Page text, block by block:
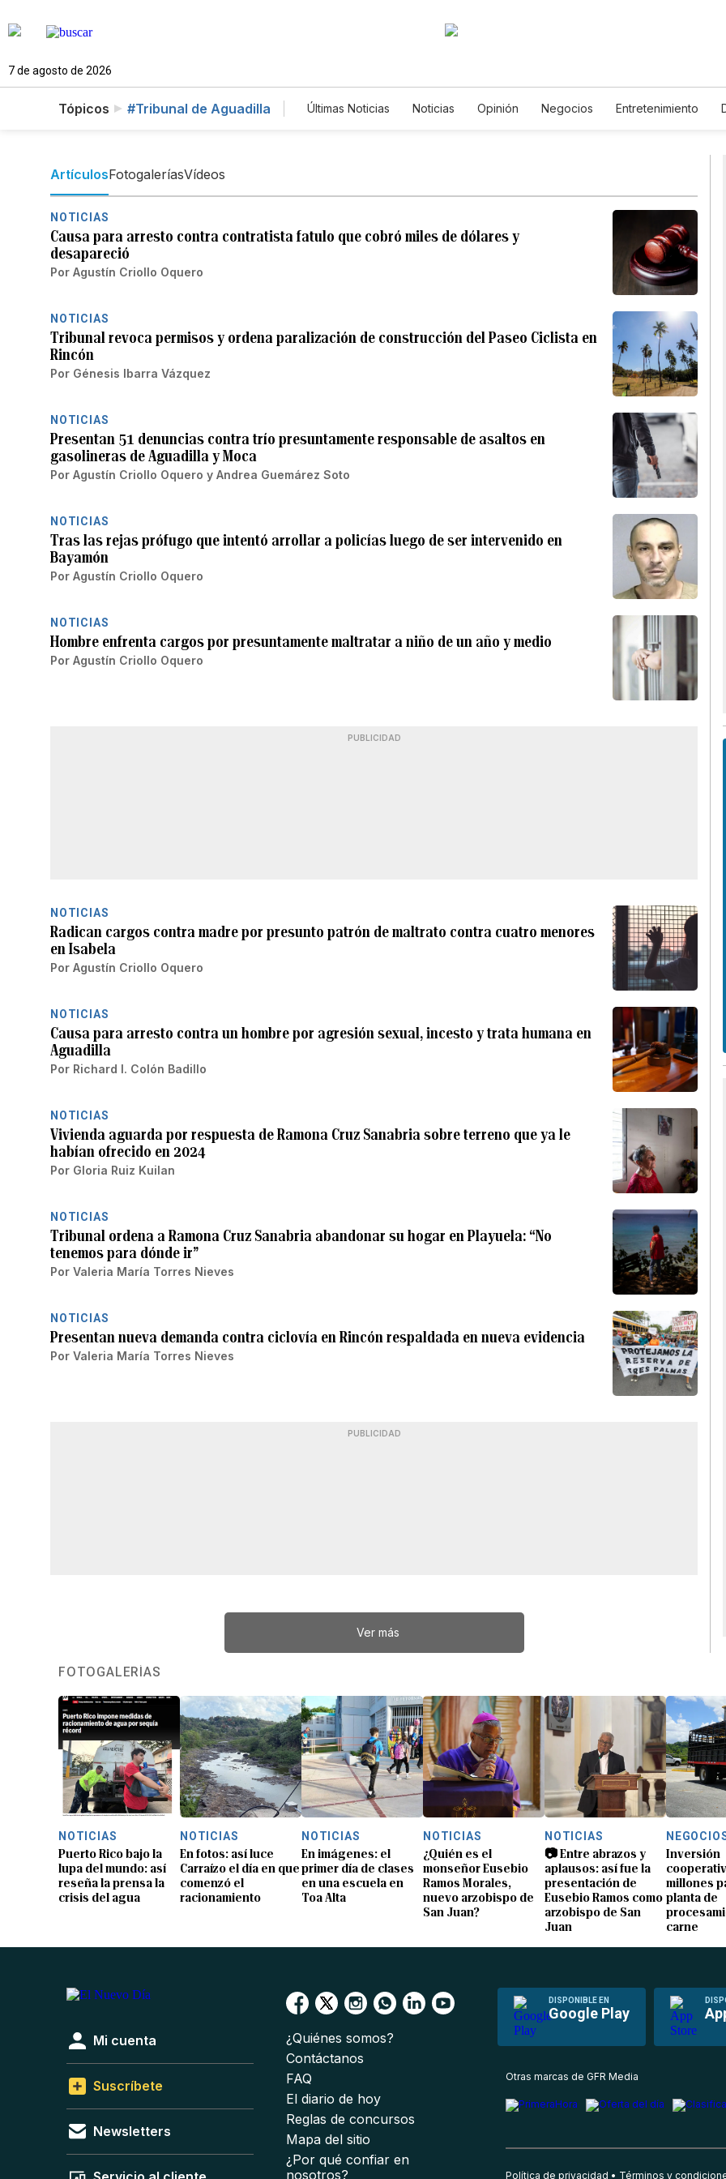
7 de agosto de 2026
Tópicos #Tribunal de Aguadilla Últimas Noticias Noticias Opinión Negocios Entretenimiento
ArtículosFotogaleríasVídeos
NOTICIAS
Causa para arresto contra contratista fatulo que cobró miles de dólares y
desapareció
Por Agustín Criollo Oquero
NOTICIAS
Tribunal revoca permisos y ordena paralización de construcción del Paseo Ciclista en
Rincón
Por Génesis Ibarra Vázquez
NOTICIAS
Presentan 51 denuncias contra trío presuntamente responsable de asaltos en
gasolineras de Aguadilla y Moca
Por Agustín Criollo Oquero y Andrea Guemárez Soto
NOTICIAS
Tras las rejas prófugo que intentó arrollar a policías luego de ser intervenido en
Bayamón
Por Agustín Criollo Oquero
NOTICIAS
Hombre enfrenta cargos por presuntamente maltratar a niño de un año y medio
Por Agustín Criollo Oquero
PUBLICIDAD
NOTICIAS
Radican cargos contra madre por presunto patrón de maltrato contra cuatro menores
en Isabela
Por Agustín Criollo Oquero
NOTICIAS
Causa para arresto contra un hombre por agresión sexual, incesto y trata humana en
Aguadilla
Por Richard I. Colón Badillo
NOTICIAS
Vivienda aguarda por respuesta de Ramona Cruz Sanabria sobre terreno que ya le
habían ofrecido en 2024
Por Gloria Ruiz Kuilan
NOTICIAS
Tribunal ordena a Ramona Cruz Sanabria abandonar su hogar en Playuela: “No
tenemos para dónde ir”
Por Valeria María Torres Nieves
NOTICIAS
Presentan nueva demanda contra ciclovía en Rincón respaldada en nueva evidencia
Por Valeria María Torres Nieves
PUBLICIDAD
Ver más
FOTOGALERÍAS
NOTICIAS
Puerto Rico bajo la
lupa del mundo: así
reseña la prensa la
crisis del agua
NOTICIAS
En fotos: así luce
Carraízo el día en que
comenzó el
racionamiento
NOTICIAS
En imágenes: el
primer día de clases
en una escuela en
Toa Alta
NOTICIAS
¿Quién es el
monseñor Eusebio
Ramos Morales,
nuevo arzobispo de
San Juan?
NOTICIAS
📷 Entre abrazos y
aplausos: así fue la
presentación de
Eusebio Ramos como
arzobispo de San
Juan
Inversión
millones
planta de
carne
DISPONIBLE EN
Google Play
Mi cuenta
Suscríbete
Newsletters
¿Quiénes somos?
Contáctanos
FAQ
El diario de hoy
Reglas de concursos
Mapa del sitio
¿Por qué confiar en
nosotros?
Otras marcas de GFR Media
Política de privacidad Términos y